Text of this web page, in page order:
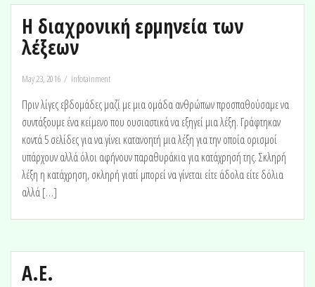
Η διαχρονική ερμηνεία των
λέξεων
May 23, 2016 infotainment
Πριν λίγες εβδομάδες μαζί με μια ομάδα ανθρώπων προσπαθούσαμε να
συντάξουμε ένα κείμενο που ουσιαστικά να εξηγεί μια λέξη. Γράφτηκαν
κοντά 5 σελίδες για να γίνει κατανοητή μια λέξη για την οποία ορισμοί
υπάρχουν αλλά όλοι αφήνουν παραθυράκια για κατάχρησή της. Σκληρή
λέξη η κατάχρηση, σκληρή γιατί μπορεί να γίνεται είτε άδολα είτε δόλια
αλλά […]
A.E.